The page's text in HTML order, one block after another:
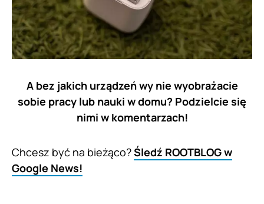
A bez jakich urządzeń wy nie wyobrażacie
sobie pracy lub nauki w domu? Podzielcie się
nimi w komentarzach!
Chcesz być na bieżąco?Śledź ROOTBLOG w
Google News!